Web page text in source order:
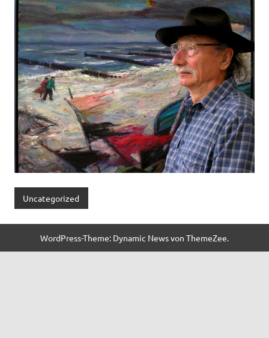
Uncategorized
WordPress-Theme: Dynamic News von ThemeZee.